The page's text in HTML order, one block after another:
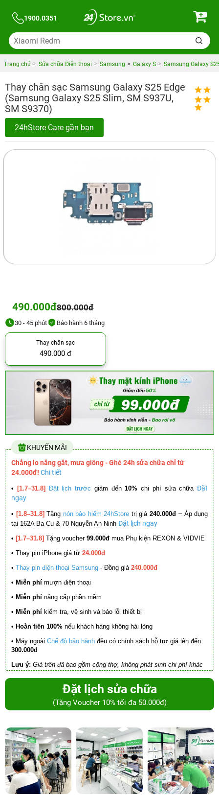
1900.0351
Trang chủ Sửa chữa Điện thoại Samsung Galaxy S Samsung Galaxy
Thay chân sạc Samsung Galaxy S25 Edge
(Samsung Galaxy S25 Slim, SM S937U,
SM S9370)
24hStore Care gần bạn
490.000đ800.000đ
30 - 45 phút Bảo hành 6 tháng
Thay chân sạc
490.000 đ
KHUYẾN MÃI
Chẳng lo nắng gắt, mưa giông - Ghé 24h sửa chữa chỉ từ
24.000đ! Chi tiết
• [1.7–31.8] Đặt lịch trước giảm đến10% chi phí sửa chữa Đặt
ngay
• [1.8–31.8] Tặng nón bảo hiểm 24hStore trị giá 240.000đ – Áp dụng
tại 162A Ba Cu & 70 Nguyễn An Ninh Đặt lịch ngay
• [1.7–31.8] Tặng voucher 99.000đ mua Phụ kiện REXON & VIDVIE
• Thay pin iPhone giá từ 24.000đ
• Thay pin điện thoại Samsung - Đồng giá 240.000đ
• Miễn phí mượn điện thoại
• Miễn phí nâng cấp phần mềm
• Miễn phí kiểm tra, vệ sinh và báo lỗi thiết bị
• Hoàn tiền 100% nếu khách hàng không hài lòng
• Máy ngoài Chế độ bảo hành đều có chính sách hỗ trợ giá lên đến
300.000đ
Lưu ý: Giá trên đã bao gồm công thợ, không phát sinh chi phí khác
Đặt lịch sửa chữa
(Tặng Voucher 10% tối đa 50.000đ)